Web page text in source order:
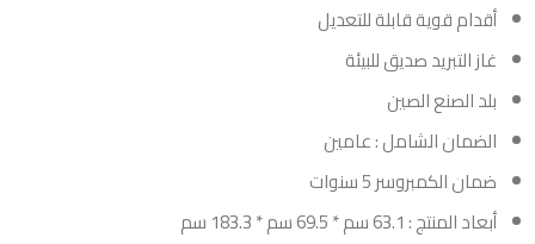
أقدام قوية قابلة للتعديل
غاز التبريد صديق للبيئة
بلد الصنع الصين
الضمان الشامل : عامين
ضمان الكمبروسر 5 سنوات
أبعاد المنتج : 63.1 سم * 69.5 سم * 183.3 سم